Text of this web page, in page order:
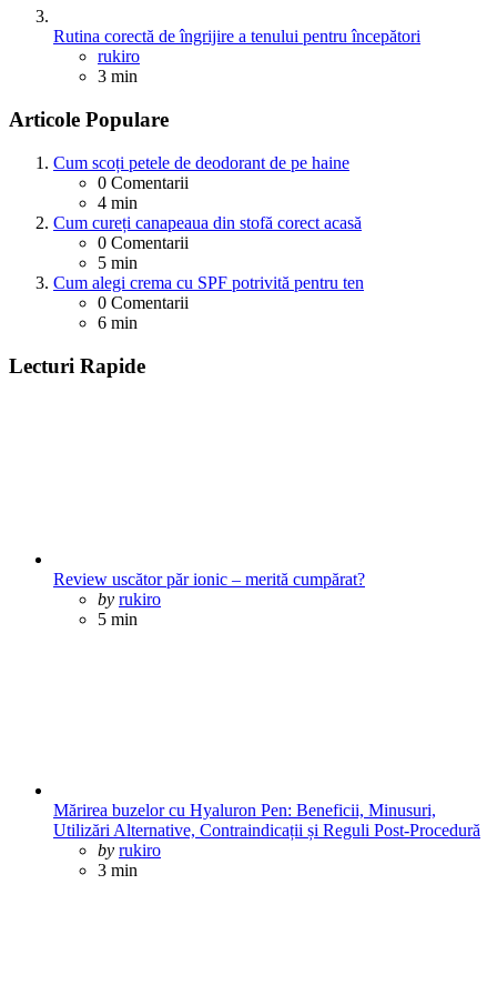
Rutina corectă de îngrijire a tenului pentru începători
Posted
rukiro
3 min
Articole Populare
Cum scoți petele de deodorant de pe haine
0 Comentarii
4 min
Cum cureți canapeaua din stofă corect acasă
0 Comentarii
5 min
Cum alegi crema cu SPF potrivită pentru ten
0 Comentarii
6 min
Lecturi Rapide
Review uscător păr ionic – merită cumpărat?
Posted
by rukiro
5 min
Mărirea buzelor cu Hyaluron Pen: Beneficii, Minusuri,
Utilizări Alternative, Contraindicații și Reguli Post-Procedură
Posted
by rukiro
3 min